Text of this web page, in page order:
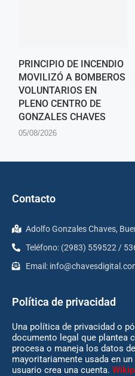
PRINCIPIO DE INCENDIO
MOVILIZÓ A BOMBEROS
VOLUNTARIOS EN
PLENO CENTRO DE
GONZALES CHAVES
05/08/2026
Contacto
Adolfo Gonzales Chaves,
Teléfono: (2983) 559522 /
Email:
Política de privacidad
Una política de privacidad o
documento legal que plantea
procesa o maneja los datos
mayoritariamente usada en
usuario crea una cuenta.